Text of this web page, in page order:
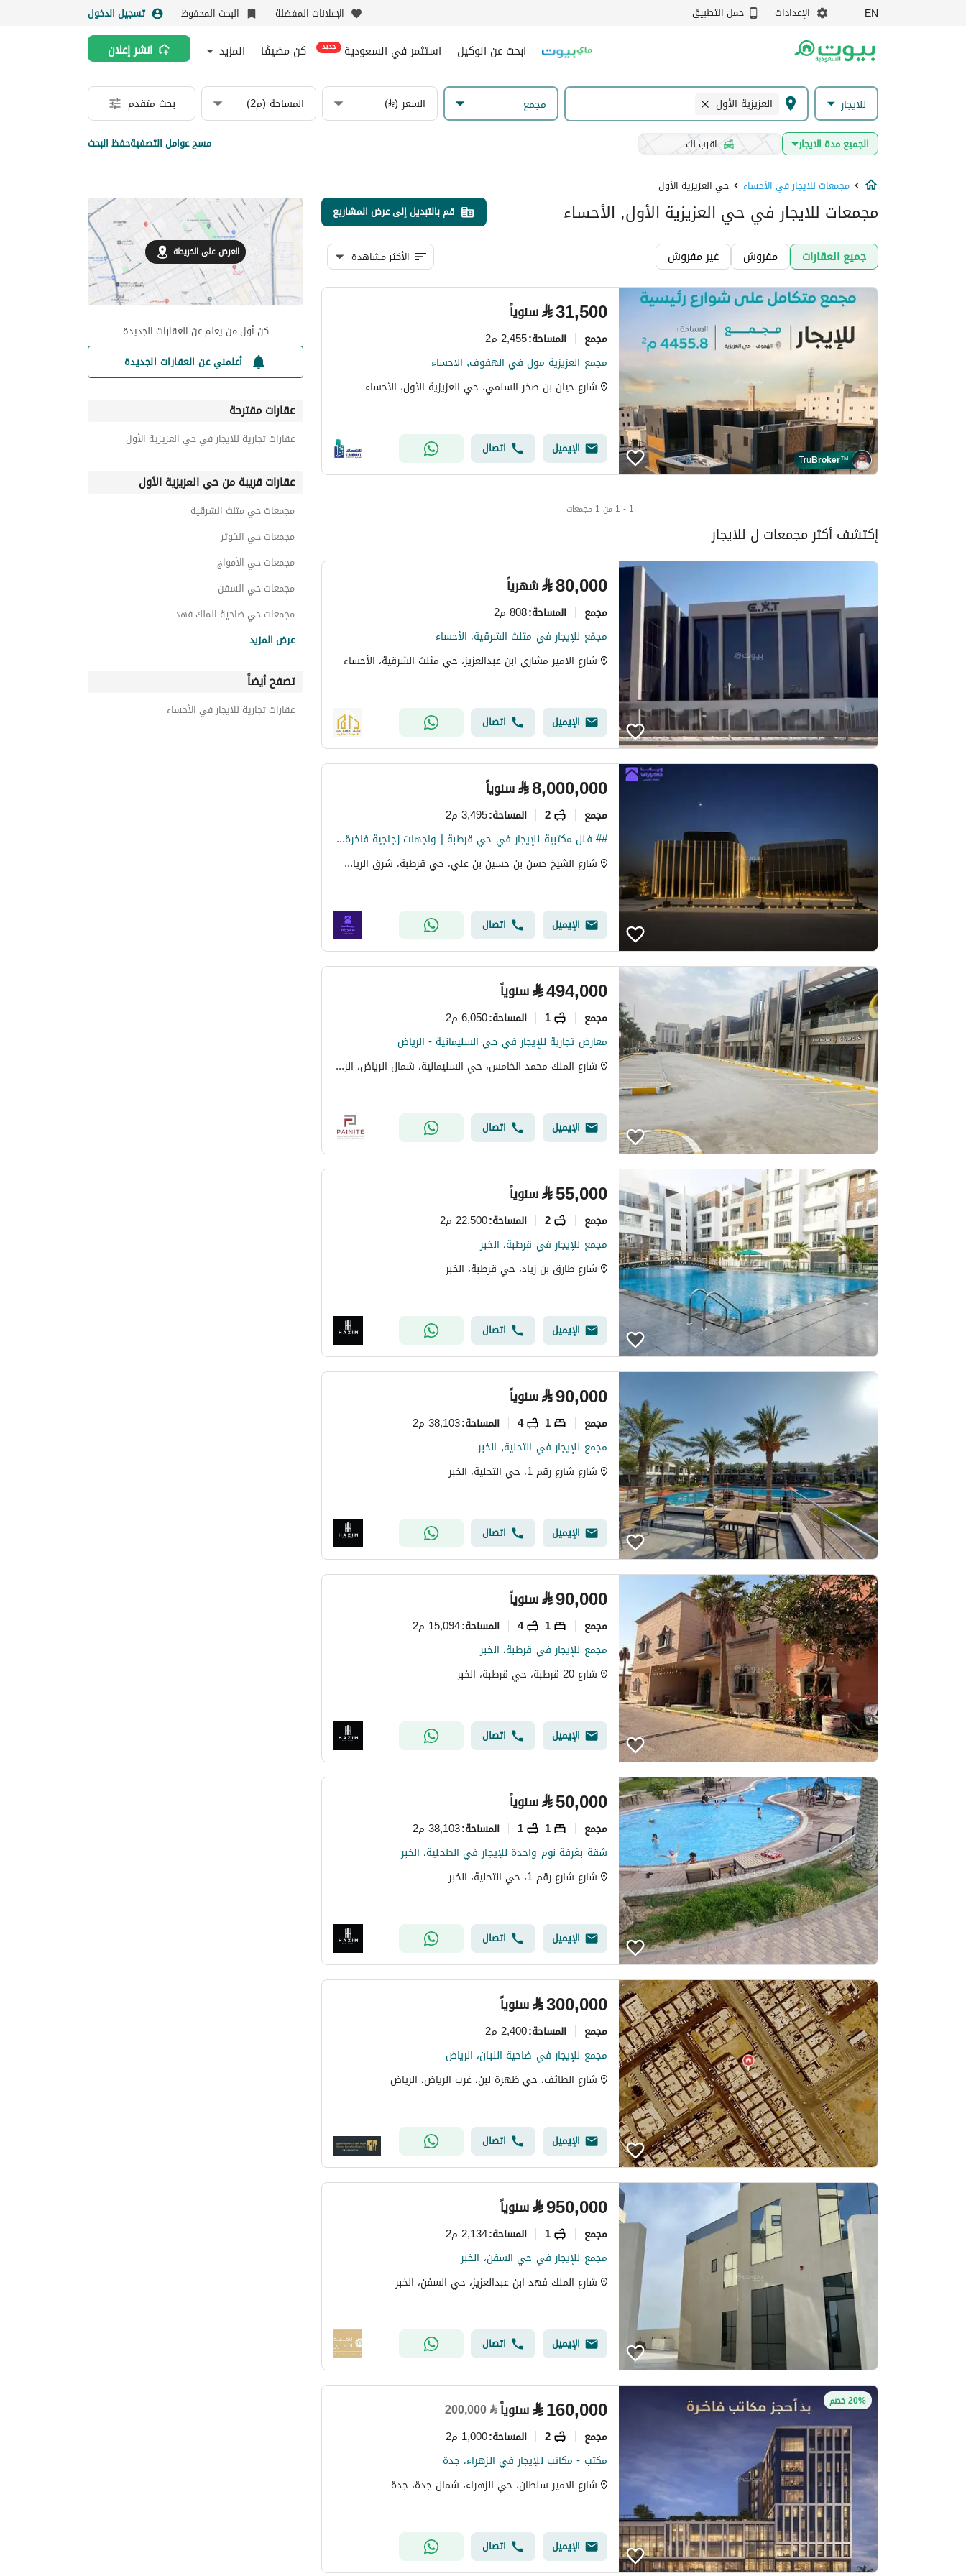
EN الإعدادات حمل التطبيق الإعلانات المفضلة البحث المحفوظ تسجيل الدخول
ابحث عن الوكيل استثمر في السعودية جديد كن مضيفًا المزيد انشر إعلان
للايجار العزيزية الأول مجمع السعر (⃁) المساحة (م2) بحث متقدم
الجميع مدة الايجار اقرب لك مسح عوامل التصفيةحفظ البحث
مجمعات للايجار في الأحساء حي العزيزية الأول
مجمعات للايجار في حي العزيزية الأول, الأحساء قم بالتبديل إلى عرض المشاريع
جميع العقارات مفروش غير مفروش الأكثر مشاهدة
TruBroker™
⃁31,500 سنوياً
مجمع المساحة:2,455 م2
مجمع العزيزية مول في الهفوف, الاحساء
شارع حيان بن صخر السلمي، حي العزيزية الأول، الأحساء
الإيميل اتصال
1 - 1 من 1 مجمعات
إكتشف أكثر مجمعات ل للايجار
⃁80,000 شهرياً
مجمع المساحة:808 م2
مجمّع للإيجار في مثلث الشرقية، الأحساء
شارع الامير مشاري ابن عبدالعزيز، حي مثلث الشرقية، الأحساء
الإيميل اتصال
⃁8,000,000 سنوياً
مجمع 2 المساحة:3,495 م2
## فلل مكتبية للإيجار في حي قرطبة | واجهات زجاجية فاخرة ومواصفات أعمال متكاملة
شارع الشيخ حسن بن حسين بن علي، حي قرطبة، شرق الرياض، الرياض
الإيميل اتصال
⃁494,000 سنوياً
مجمع 1 المساحة:6,050 م2
معارض تجارية للإيجار في حي السليمانية - الرياض
شارع الملك محمد الخامس، حي السليمانية، شمال الرياض، الرياض
الإيميل اتصال
⃁55,000 سنوياً
مجمع 2 المساحة:22,500 م2
مجمع للإيجار في قرطبة، الخبر
شارع طارق بن زياد، حي قرطبة، الخبر
الإيميل اتصال
⃁90,000 سنوياً
مجمع 1
4 المساحة:38,103 م2
مجمع للإيجار في التحلية, الخبر
شارع شارع رقم 1، حي التحلية، الخبر
الإيميل اتصال
⃁90,000 سنوياً
مجمع 1
4 المساحة:15,094 م2
مجمع للإيجار في قرطبة، الخبر
شارع 20 قرطبة، حي قرطبة، الخبر
الإيميل اتصال
⃁50,000 سنوياً
مجمع 1
1 المساحة:38,103 م2
شقة بغرفة نوم واحدة للإيجار في الطحلية، الخبر
شارع شارع رقم 1، حي التحلية، الخبر
الإيميل اتصال
⃁300,000 سنوياً
مجمع المساحة:2,400 م2
مجمع للإيجار في ضاحية اللبان، الرياض
شارع الطائف، حي ظهرة لبن، غرب الرياض، الرياض
الإيميل اتصال
⃁950,000 سنوياً
مجمع 1 المساحة:2,134 م2
مجمع للإيجار في حي السفن، الخبر
شارع الملك فهد ابن عبدالعزيز، حي السفن، الخبر
الإيميل اتصال
20% خصم ⃁160,000 سنوياً⃁
200,000
مجمع 2 المساحة:1,000 م2
مكتب - مكاتب للإيجار في الزهراء، جدة
شارع الامير سلطان، حي الزهراء، شمال جدة، جدة
الإيميل اتصال
العرض على الخريطة
كن أول من يعلم عن العقارات الجديدة
أعلمني عن العقارات الجديدة
عقارات مقترحة
عقارات تجارية للايجار في حي العزيزية الأول
عقارات قريبة من حي العزيزية الأول
مجمعات حي مثلث الشرقية
مجمعات حي الكوثر
مجمعات حي الأمواج
مجمعات حي السفن
مجمعات حي ضاحية الملك فهد
مجمعات حي البحيرة
مجمعات حي الخزامى
عرض المزيد
تصفح أيضاً
عقارات تجارية للايجار في الأحساء